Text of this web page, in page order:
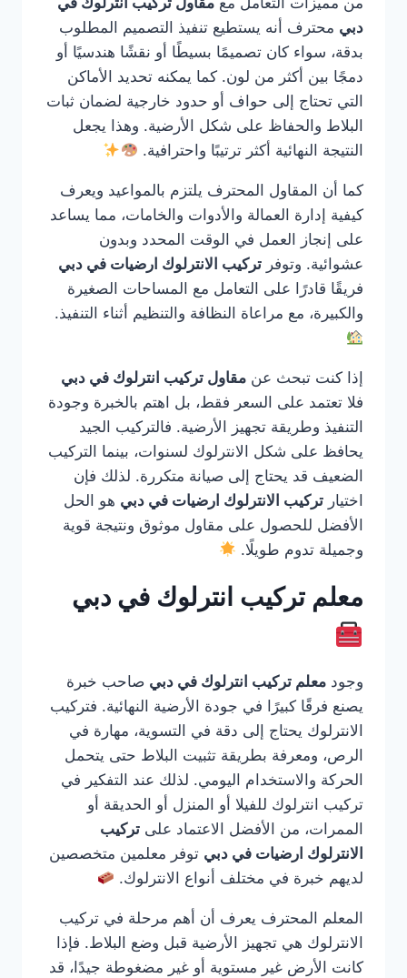
دبي محترف أنه يستطيع تنفيذ التصميم المطلوب
بدقة، سواء كان تصميمًا بسيطًا أو نقشًا هندسيًا أو
دمجًا بين أكثر من لون. كما يمكنه تحديد الأماكن
التي تحتاج إلى حواف أو حدود خارجية لضمان ثبات
البلاط والحفاظ على شكل الأرضية. وهذا يجعل
النتيجة النهائية أكثر ترتيبًا واحترافية.
كما أن المقاول المحترف يلتزم بالمواعيد ويعرف
كيفية إدارة العمالة والأدوات والخامات، مما يساعد
على إنجاز العمل في الوقت المحدد وبدون
عشوائية. وتوفر تركيب الانترلوك ارضيات في دبي
فريقًا قادرًا على التعامل مع المساحات الصغيرة
والكبيرة، مع مراعاة النظافة والتنظيم أثناء التنفيذ.
إذا كنت تبحث عن مقاول تركيب انترلوك في دبي
فلا تعتمد على السعر فقط، بل اهتم بالخبرة وجودة
التنفيذ وطريقة تجهيز الأرضية. فالتركيب الجيد
يحافظ على شكل الانترلوك لسنوات، بينما التركيب
الضعيف قد يحتاج إلى صيانة متكررة. لذلك فإن
اختيار تركيب الانترلوك ارضيات في دبي هو الحل
الأفضل للحصول على مقاول موثوق ونتيجة قوية
وجميلة تدوم طويلًا.
معلم تركيب انترلوك في دبي
وجود معلم تركيب انترلوك في دبي صاحب خبرة
يصنع فرقًا كبيرًا في جودة الأرضية النهائية. فتركيب
الانترلوك يحتاج إلى دقة في التسوية، مهارة في
الرص، ومعرفة بطريقة تثبيت البلاط حتى يتحمل
الحركة والاستخدام اليومي. لذلك عند التفكير في
تركيب انترلوك للفيلا أو المنزل أو الحديقة أو
الممرات، من الأفضل الاعتماد على تركيب
الانترلوك ارضيات في دبي توفر معلمين متخصصين
لديهم خبرة في مختلف أنواع الانترلوك.
المعلم المحترف يعرف أن أهم مرحلة في تركيب
الانترلوك هي تجهيز الأرضية قبل وضع البلاط. فإذا
كانت الأرض غير مستوية أو غير مضغوطة جيدًا، قد